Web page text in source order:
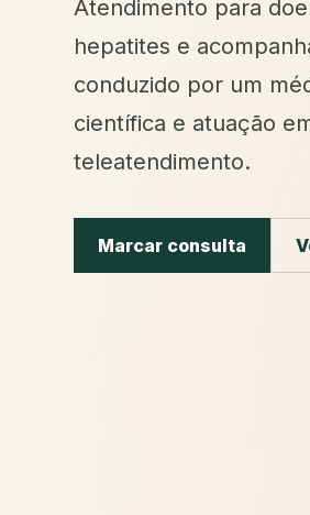
Atendimento para
hepatites e
conduzido por um
científica e atuação
teleatendimento.
Marcar consulta